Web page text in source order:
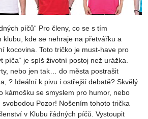
píčů“ Pro členy, co se s tím
klubu, kde se nehraje na přetvářku a
kocovina. Toto tričko je must-have pro
píča“ je spíš životní postoj než urážka.
nebo jen tak… do města postrašit
? Ideální k pivu i ostřejší debatě? Skvělý
kámošku se smyslem pro humor, nebo
Pozor! Nošením tohoto trička
v Klubu řádných píčů. Vystoupit